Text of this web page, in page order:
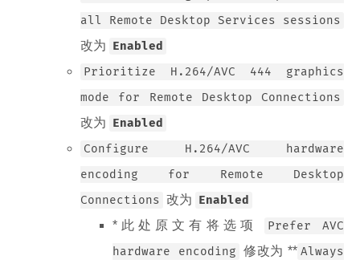
all Remote Desktop Services sessions
改为 Enabled
Prioritize H.264/AVC 444 graphics
mode for Remote Desktop Connections
改为 Enabled
Configure H.264/AVC hardware
encoding for Remote Desktop
Connections 改为 Enabled
*此处原文有将选项
Prefer AVC
hardware encoding 修改为 ** Always